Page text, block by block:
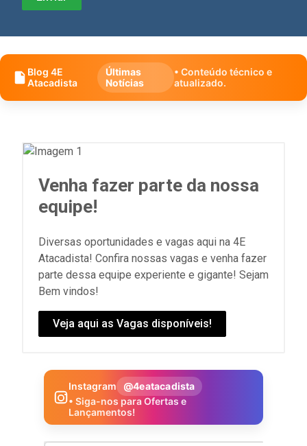
Blog 4E
Atacadista
Últimas
Notícias
• Conteúdo técnico e
atualizado.
Venha fazer parte da nossa
equipe!
Diversas oportunidades e vagas aqui na 4E
Atacadista! Confira nossas vagas e venha fazer
parte dessa equipe experiente e gigante! Sejam
Bem vindos!
Veja aqui as Vagas disponíveis!
Instagram
@4eatacadista
• Siga-nos para Ofertas e
Lançamentos!